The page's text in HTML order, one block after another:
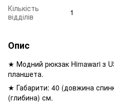
Кількість
відділів
1
Опис
★ Модний рюкзак Himawari з
планшета.
★ Габарити: 40 (довжина
(глибина) см.